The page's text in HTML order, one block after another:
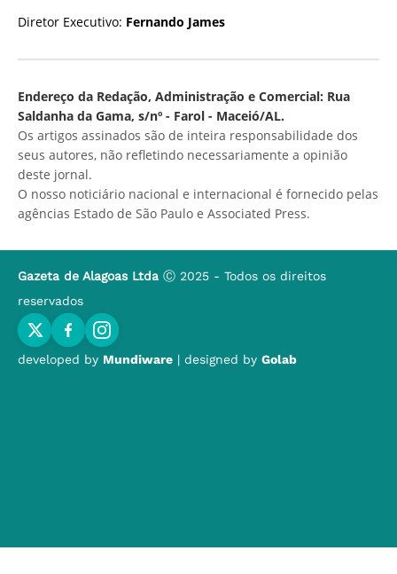
Diretor Executivo: Fernando James
Endereço da Redação, Administração e Comercial: Rua
Saldanha da Gama, s/nº - Farol - Maceió/AL.
Os artigos assinados são de inteira responsabilidade dos
seus autores, não refletindo necessariamente a opinião
deste jornal.
O nosso noticiário nacional e internacional é fornecido pelas
agências Estado de São Paulo e Associated Press.
Gazeta de Alagoas Ltda Ⓒ 2025 - Todos os direitos
reservados
developed by Mundiware | designed by Golab